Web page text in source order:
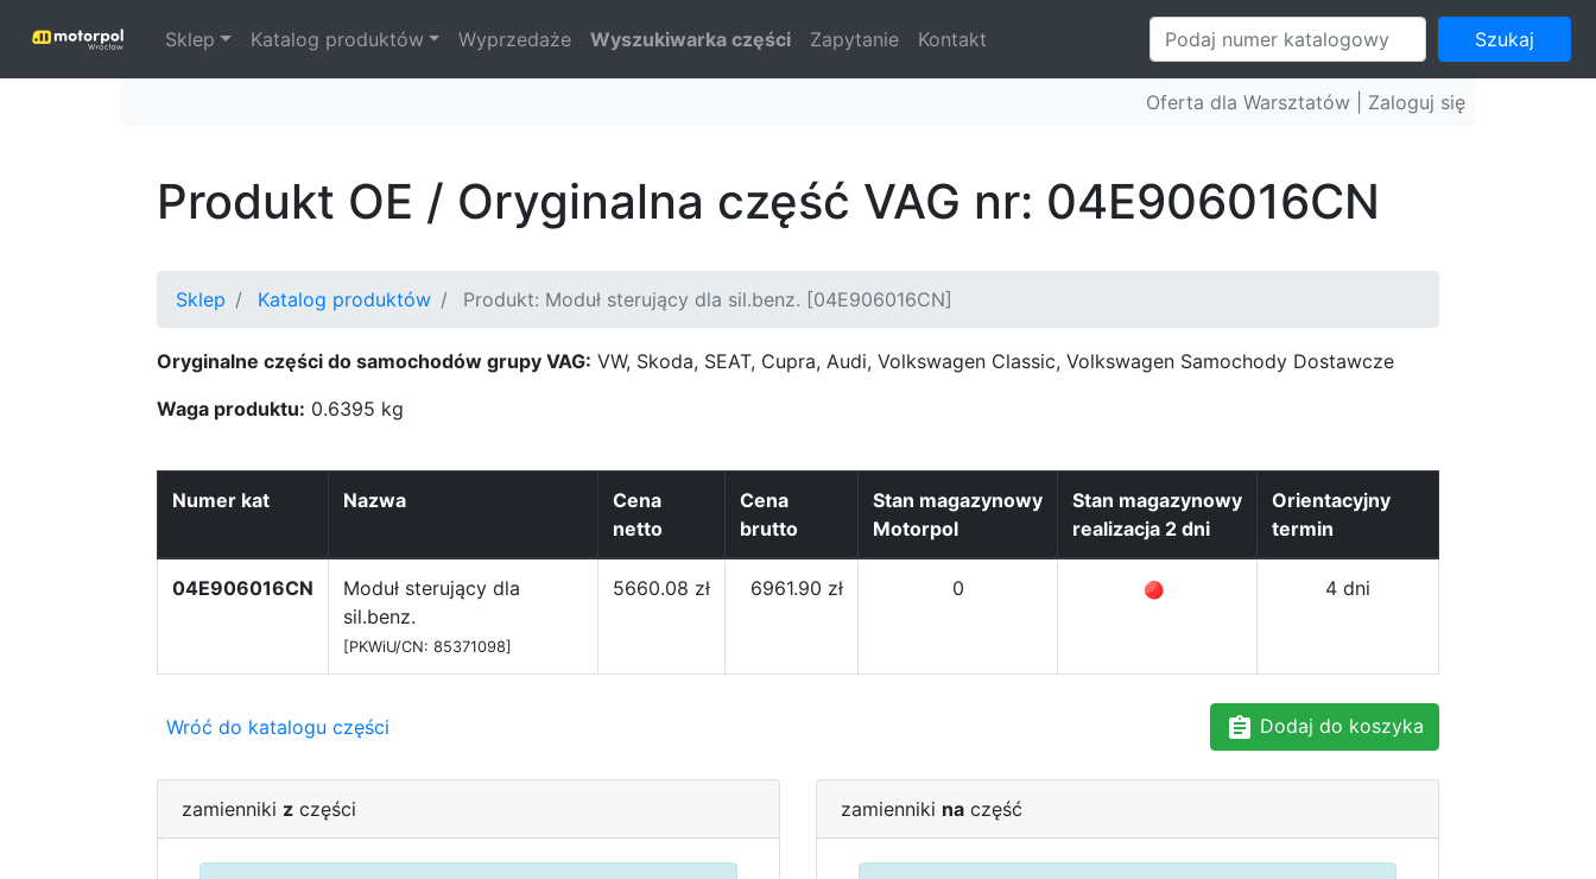
Sklep Katalog produktów Wyprzedaże Wyszukiwarka części Zapytanie Kontakt Szukaj
Oferta dla Warsztatów | Zaloguj się
Produkt OE / Oryginalna część VAG nr: 04E906016CN
Sklep Katalog produktów Produkt: Moduł sterujący dla sil.benz. [04E906016CN]
Oryginalne części do samochodów grupy VAG: VW, Skoda, SEAT, Cupra, Audi, Volkswagen Classic, Volkswagen Samochody Dostawcze
Waga produktu: 0.6395 kg
Numer kat Nazwa
Cena
netto
Cena
brutto
Stan magazynowy
Motorpol
Stan magazynowy
realizacja 2 dni
Orientacyjny
termin
04E906016CN
Moduł sterujący dla
sil.benz.
[PKWiU/CN: 85371098]
5660.08 zł 6961.90 zł 0 4 dni
Wróć do katalogu części Dodaj do koszyka
zamienniki z części zamienniki na część